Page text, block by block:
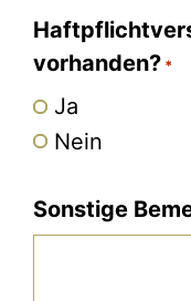
vorhanden? *
Ja
Nein
Sonstige